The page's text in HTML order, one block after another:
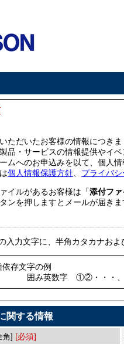
ただいたお客様の情報につき
品・サービスの情報提供やイ
ムへのお申込みを以て、個人
個人情報保護方針 プライバ
イルがあるお客様は「添付ファ
ンを押しますとメールが届き
入力文字に、半角カタカナおよ
依存文字の例
英数字 ①②・・・、ロー
関する情報
角] [必須]